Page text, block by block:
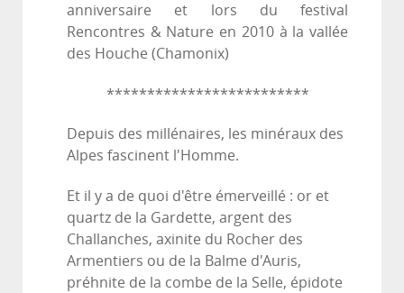
anniversaire et lors du festival
Rencontres & Nature en 2010 à la vallée
des Houche (Chamonix)
*************************
Depuis des millénaires, les minéraux des
Alpes fascinent l'Homme.
Et il y a de quoi d'être émerveillé : or et
quartz de la Gardette, argent des
Challanches, axinite du Rocher des
Armentiers ou de la Balme d'Auris,
préhnite de la combe de la Selle, épidote